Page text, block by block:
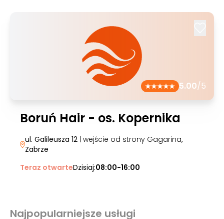
5.00/5
Boruń Hair - os. Kopernika
ul. Galileusza 12| wejście od strony Gagarina,
Zabrze
Teraz otwarteDzisiaj:08:00-16:00
Najpopularniejsze usługi